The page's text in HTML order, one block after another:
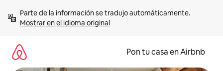
contenidoMostrar en el idioma original
Pon tu casa en Airbnb